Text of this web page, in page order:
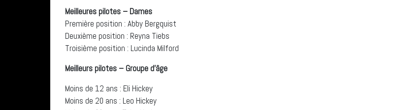
Meilleures pilotes – Dames
Première position : Abby Bergquist
Deuxième position : Reyna Tiebs
Troisième position : Lucinda Milford
Meilleurs pilotes – Groupe d’âge
Moins de 12 ans : Eli Hickey
Moins de 20 ans : Leo Hickey